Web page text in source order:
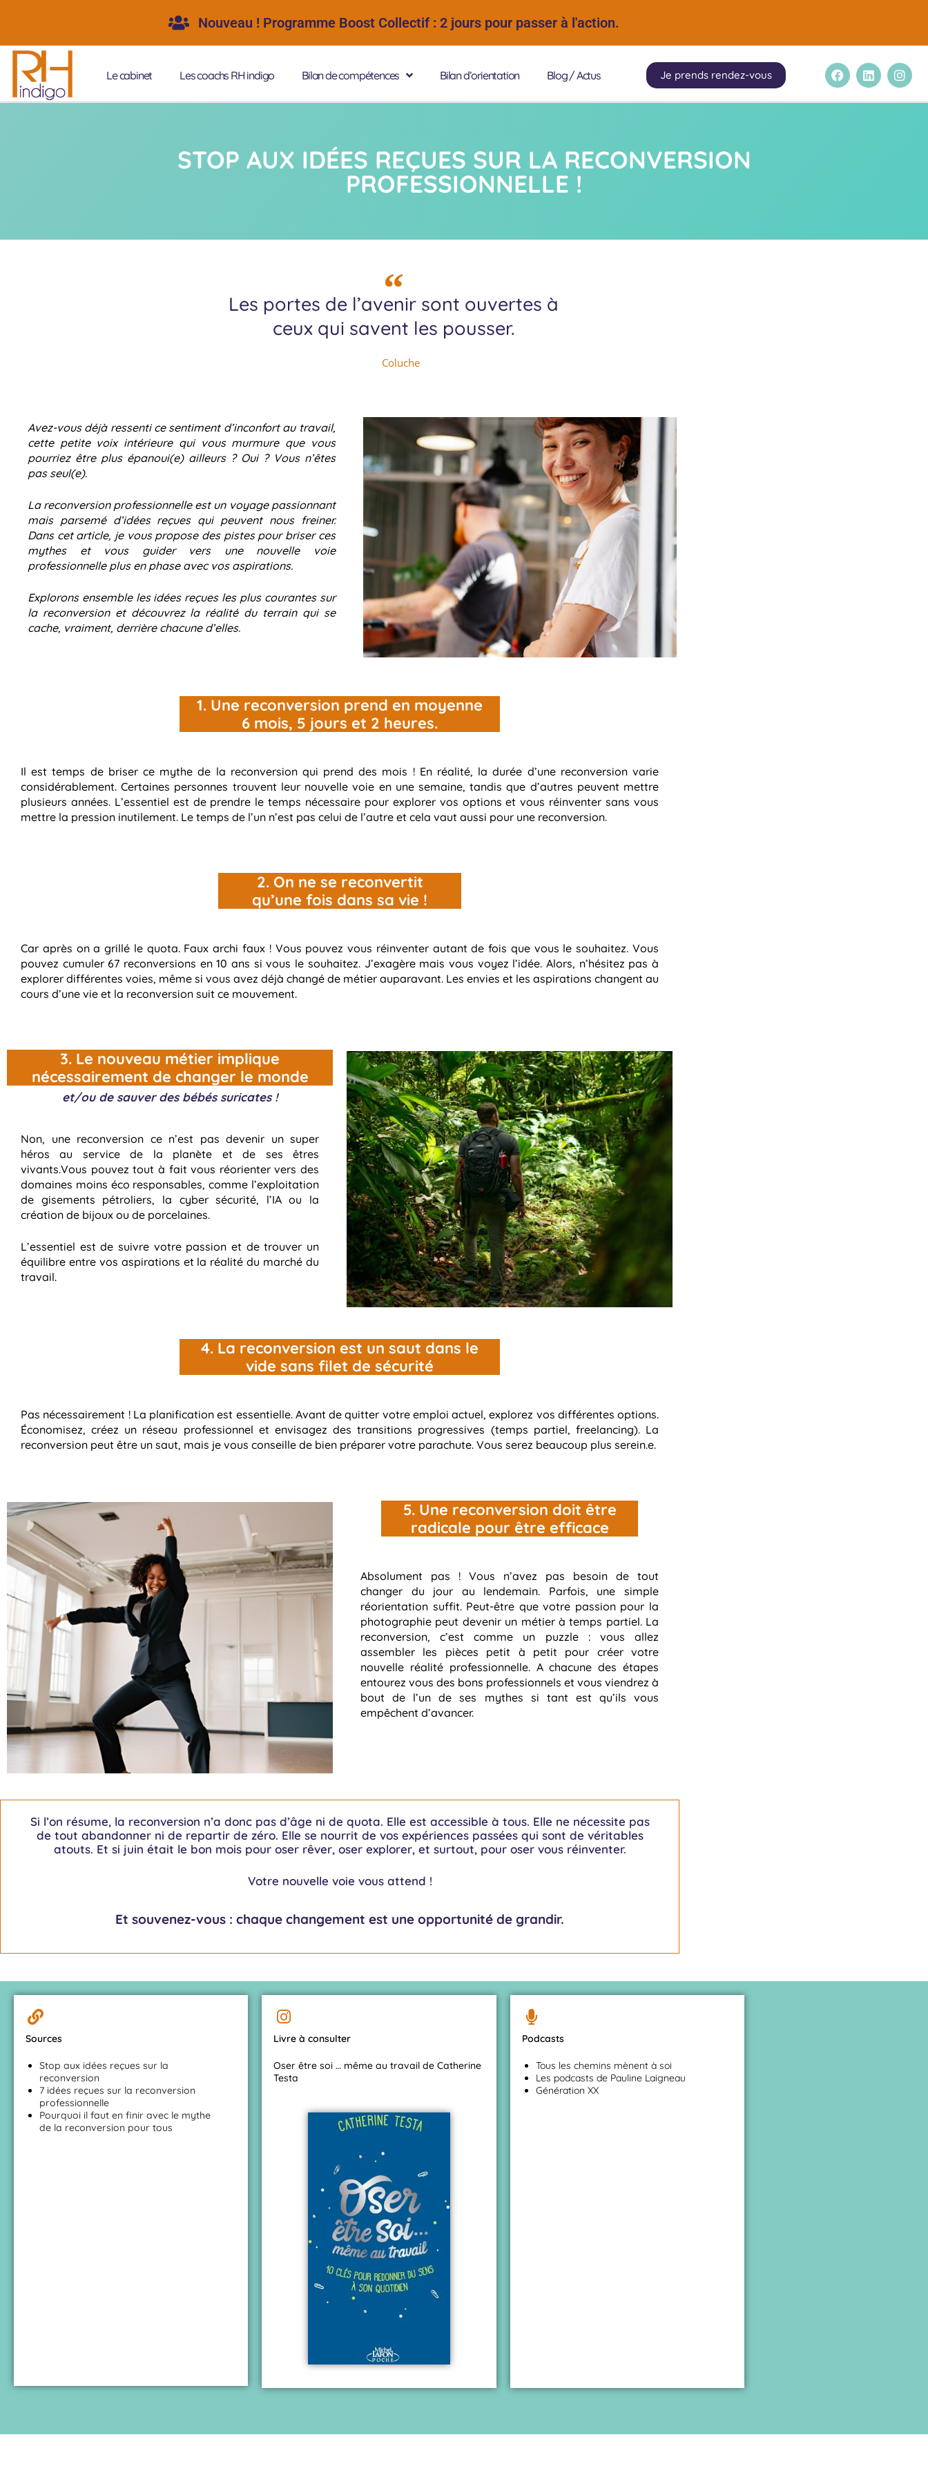
Nouveau ! Programme Boost Collectif : 2 jours pour passer à l'action.
Le cabinet Les coachs RH indigo Bilan de compétences Bilan d’orientation Blog / Actus Je prends rendez-vous
STOP AUX IDÉES REÇUES SUR LA RECONVERSION
PROFESSIONNELLE !
Les portes de l’avenir sont ouvertes à
ceux qui savent les pousser.
Coluche
Avez-vous déjà ressenti ce sentiment d’inconfort au travail,
cette petite voix intérieure qui vous murmure que vous
pourriez être plus épanoui(e) ailleurs ? Oui ? Vous n’êtes
pas seul(e).
La reconversion professionnelle est un voyage passionnant
mais parsemé d’idées reçues qui peuvent nous freiner.
Dans cet article, je vous propose des pistes pour briser ces
mythes et vous guider vers une nouvelle voie
professionnelle plus en phase avec vos aspirations.
Explorons ensemble les idées reçues les plus courantes sur
la reconversion et découvrez la réalité du terrain qui se
cache, vraiment, derrière chacune d’elles.
1. Une reconversion prend en moyenne
6 mois, 5 jours et 2 heures.
Il est temps de briser ce mythe de la reconversion qui prend des mois ! En réalité, la durée d’une reconversion varie
considérablement. Certaines personnes trouvent leur nouvelle voie en une semaine, tandis que d’autres peuvent mettre
plusieurs années. L’essentiel est de prendre le temps nécessaire pour explorer vos options et vous réinventer sans vous
mettre la pression inutilement. Le temps de l’un n’est pas celui de l’autre et cela vaut aussi pour une reconversion.
2. On ne se reconvertit
qu’une fois dans sa vie !
Car après on a grillé le quota. Faux archi faux ! Vous pouvez vous réinventer autant de fois que vous le souhaitez. Vous
pouvez cumuler 67 reconversions en 10 ans si vous le souhaitez. J’exagère mais vous voyez l’idée. Alors, n’hésitez pas à
explorer différentes voies, même si vous avez déjà changé de métier auparavant. Les envies et les aspirations changent au
cours d’une vie et la reconversion suit ce mouvement.
3. Le nouveau métier implique
nécessairement de changer le monde
et/ou de sauver des bébés suricates !
Non, une reconversion ce n’est pas devenir un super
héros au service de la planète et de ses êtres
vivants.Vous pouvez tout à fait vous réorienter vers des
domaines moins éco responsables, comme l’exploitation
de gisements pétroliers, la cyber sécurité, l’IA ou la
création de bijoux ou de porcelaines.
L’essentiel est de suivre votre passion et de trouver un
équilibre entre vos aspirations et la réalité du marché du
travail.
4. La reconversion est un saut dans le
vide sans filet de sécurité
Pas nécessairement ! La planification est essentielle. Avant de quitter votre emploi actuel, explorez vos différentes options.
Économisez, créez un réseau professionnel et envisagez des transitions progressives (temps partiel, freelancing). La
reconversion peut être un saut, mais je vous conseille de bien préparer votre parachute. Vous serez beaucoup plus serein.e.
5. Une reconversion doit être
radicale pour être efficace
Absolument pas ! Vous n’avez pas besoin de tout
changer du jour au lendemain. Parfois, une simple
réorientation suffit. Peut-être que votre passion pour la
photographie peut devenir un métier à temps partiel. La
reconversion, c’est comme un puzzle : vous allez
assembler les pièces petit à petit pour créer votre
nouvelle réalité professionnelle. A chacune des étapes
entourez vous des bons professionnels et vous viendrez à
bout de l’un de ses mythes si tant est qu’ils vous
empêchent d’avancer.
Si l’on résume, la reconversion n’a donc pas d’âge ni de quota. Elle est accessible à tous. Elle ne nécessite pas
de tout abandonner ni de repartir de zéro. Elle se nourrit de vos expériences passées qui sont de véritables
atouts. Et si juin était le bon mois pour oser rêver, oser explorer, et surtout, pour oser vous réinventer.
Votre nouvelle voie vous attend !
Et souvenez-vous : chaque changement est une opportunité de grandir.
Sources
Stop aux idées reçues sur la
reconversion
7 idées reçues sur la reconversion
professionnelle
Pourquoi il faut en finir avec le mythe
de la reconversion pour tous
Livre à consulter
Oser être soi … même au travail de Catherine
Testa
Podcasts
Tous les chemins mènent à soi
Les podcasts de Pauline Laigneau
Génération XX